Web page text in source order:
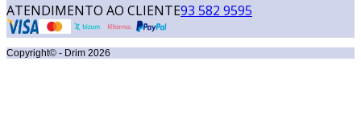
ATENDIMENTO AO CLIENTE93 582 9595
Copyright© - Drim 2026